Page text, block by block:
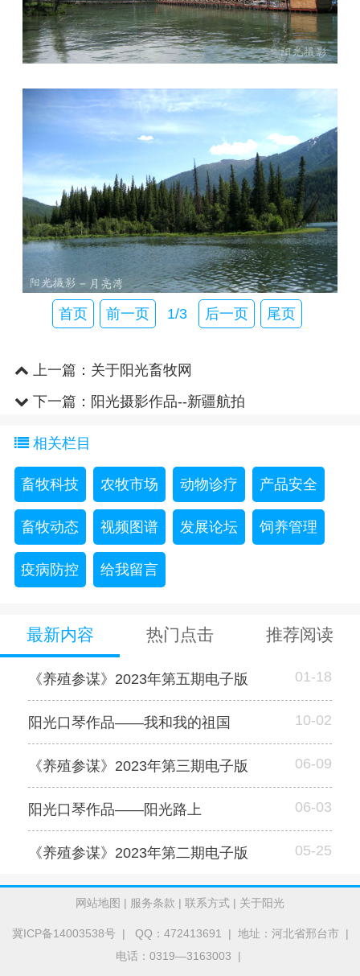
首页 前一页 1/3 后一页 尾页
上一篇： 关于阳光畜牧网
下一篇： 阳光摄影作品--新疆航拍
相关栏目
畜牧科技 农牧市场 动物诊疗 产品安全
畜牧动态 视频图谱 发展论坛 饲养管理
疫病防控 给我留言
最新内容 热门点击 推荐阅读
《养殖参谋》2023年第五期电子版 01-18
阳光口琴作品——我和我的祖国 10-02
《养殖参谋》2023年第三期电子版 06-09
阳光口琴作品——阳光路上 06-03
《养殖参谋》2023年第二期电子版 05-25
网站地图 | 服务条款 | 联系方式 | 关于阳光
冀ICP备14003538号| QQ：472413691 | 地址：河北省邢台市 |
电话：0319—3163003 |